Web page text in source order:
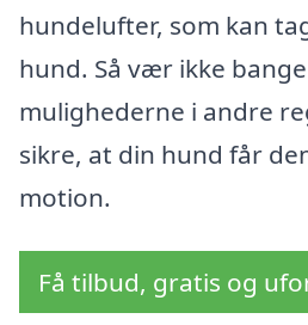
hundelufter, som kan
hund. Så vær ikke
mulighederne i andre
sikre, at din hund får
motion.
Få tilbud, gratis og